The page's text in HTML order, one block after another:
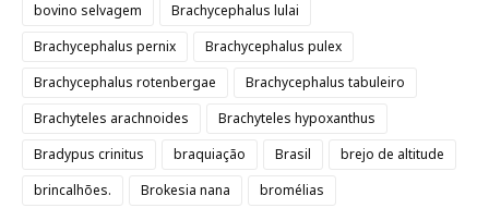
bovino selvagem
Brachycephalus lulai
Brachycephalus pernix
Brachycephalus pulex
Brachycephalus rotenbergae
Brachycephalus tabuleiro
Brachyteles arachnoides
Brachyteles hypoxanthus
Bradypus crinitus
braquiação Brasil
brejo de altitude
brincalhões.
Brokesia nana
bromélias